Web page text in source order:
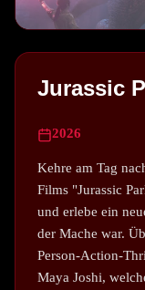
Jurassic
2026
Kehre am Tag
Films "Jurassic
und erlebe ein
der Mache war.
Person-Action-
Maya Joshi,